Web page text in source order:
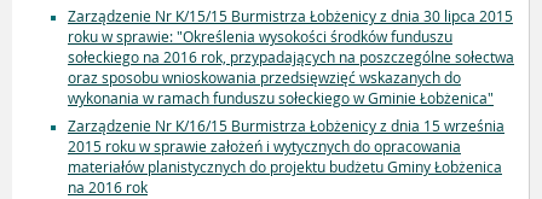
Zarządzenie Nr K/15/15 Burmistrza Łobżenicy z dnia 30 lipca 2015
roku w sprawie: "Określenia wysokości środków funduszu
sołeckiego na 2016 rok, przypadających na poszczególne sołectwa
oraz sposobu wnioskowania przedsięwzięć wskazanych do
wykonania w ramach funduszu sołeckiego w Gminie Łobżenica"
Zarządzenie Nr K/16/15 Burmistrza Łobżenicy z dnia 15 września
2015 roku w sprawie założeń i wytycznych do opracowania
materiałów planistycznych do projektu budżetu Gminy Łobżenica
na 2016 rok